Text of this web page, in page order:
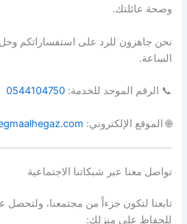
وصحة عائلتك.
نحن جاهزون للرد على استفساراتكم
الساعة.
📞 الرقم الموحد للخدمة:0544104750
🌐 الموقع الإلكتروني:
تواصل معنا عبر شبكاتنا الاجتماعية
تابعنا لتكون جزءاً من مجتمعنا،
للحفاظ على منزلك: